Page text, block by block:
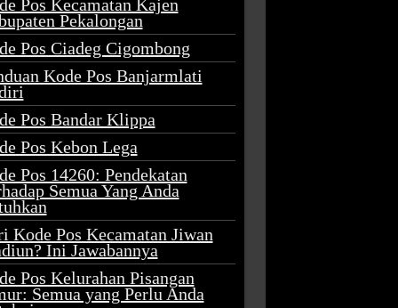
Pos Kecamatan Kajen
Pekalongan
Pos Ciadeg Cigombong
Kode Pos Banjarmlati
Pos Bandar Klippa
Pos Kebon Lega
Pos 14260: Pendekatan
Semua Yang Anda
Kode Pos Kecamatan Jiwan
Ini Jawabannya
Pos Kelurahan Pisangan
Semua yang Perlu Anda